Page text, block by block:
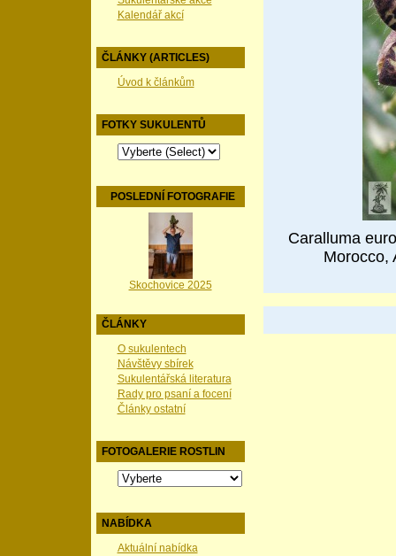
Kalendář akcí
ČLÁNKY (ARTICLES)
Úvod k článkům
FOTKY SUKULENTŮ
POSLEDNÍ FOTOGRAFIE
Skochovice 2025
ČLÁNKY
O sukulentech
Návštěvy sbírek
Sukulentářská literatura
Rady pro psaní a focení
Články ostatní
FOTOGALERIE ROSTLIN
NABÍDKA
Aktuální nabídka
Caralluma
Morocco,